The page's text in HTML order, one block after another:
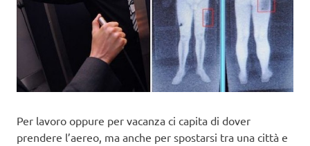
Per lavoro oppure per vacanza ci capita di dover
prendere l’aereo, ma anche per spostarsi tra una città e